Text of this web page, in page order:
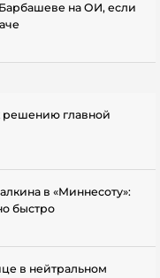
на ОИ, если
решению главной
в «Миннесоту»:
быстро
в нейтральном